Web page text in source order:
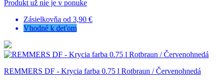
Produkt už nie je v ponuke
Zásielkovňa od 3,90 €
Vhodné k deťom
REMMERS DF - Krycia farba 0.75 l Rotbraun / Červenohnedá